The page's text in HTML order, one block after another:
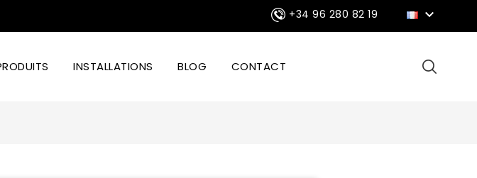
+34 96 280 82 19 
INSTALLATIONS BLOG CONTACT